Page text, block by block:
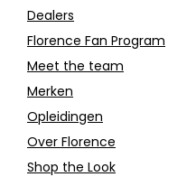
Dealers
Florence Fan Program
Meet the team
Merken
Opleidingen
Over Florence
Shop the Look